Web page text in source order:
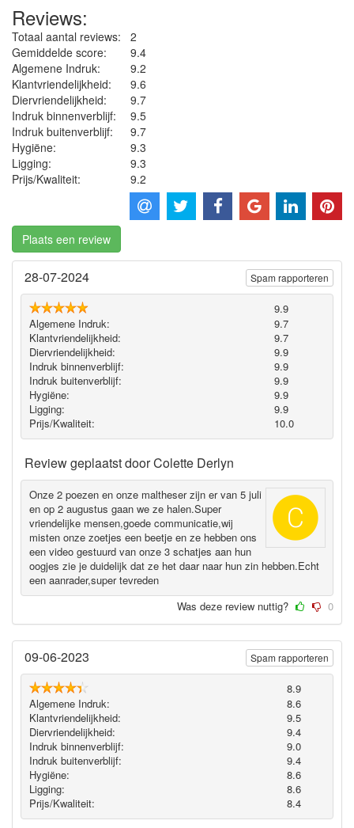
Reviews:
Totaal aantal reviews:
2
Gemiddelde score:
9.4
Algemene Indruk:
9.2
Klantvriendelijkheid:
9.6
Diervriendelijkheid:
9.7
Indruk binnenverblijf:
9.5
Indruk buitenverblijf:
9.7
Hygiëne‎:
9.3
Ligging:
9.3
Prijs/Kwaliteit:
9.2
Plaats een review
28-07-2024
9.9
Algemene Indruk:
9.7
Klantvriendelijkheid:
9.7
Diervriendelijkheid:
9.9
Indruk binnenverblijf:
9.9
Indruk buitenverblijf:
9.9
Hygiëne‎:
9.9
Ligging:
9.9
Prijs/Kwaliteit:
10.0
Review geplaatst doorColette Derlyn
Onze 2 poezen en onze maltheser zijn er van 5 juli
en op 2 augustus gaan we ze halen.Super
vriendelijke mensen,goede communicatie,wij
misten onze zoetjes een beetje en ze hebben ons
een video gestuurd van onze 3 schatjes aan hun
oogjes zie je duidelijk dat ze het daar naar hun zin hebben.Echt
een aanrader,super tevreden
Spam rapporteren
Was deze review nuttig? 0
09-06-2023
8.9
Algemene Indruk:
8.6
Klantvriendelijkheid:
9.5
Diervriendelijkheid:
9.4
Indruk binnenverblijf:
9.0
Indruk buitenverblijf:
9.4
Hygiëne‎:
8.6
Ligging:
8.6
Prijs/Kwaliteit:
8.4
Spam rapporteren